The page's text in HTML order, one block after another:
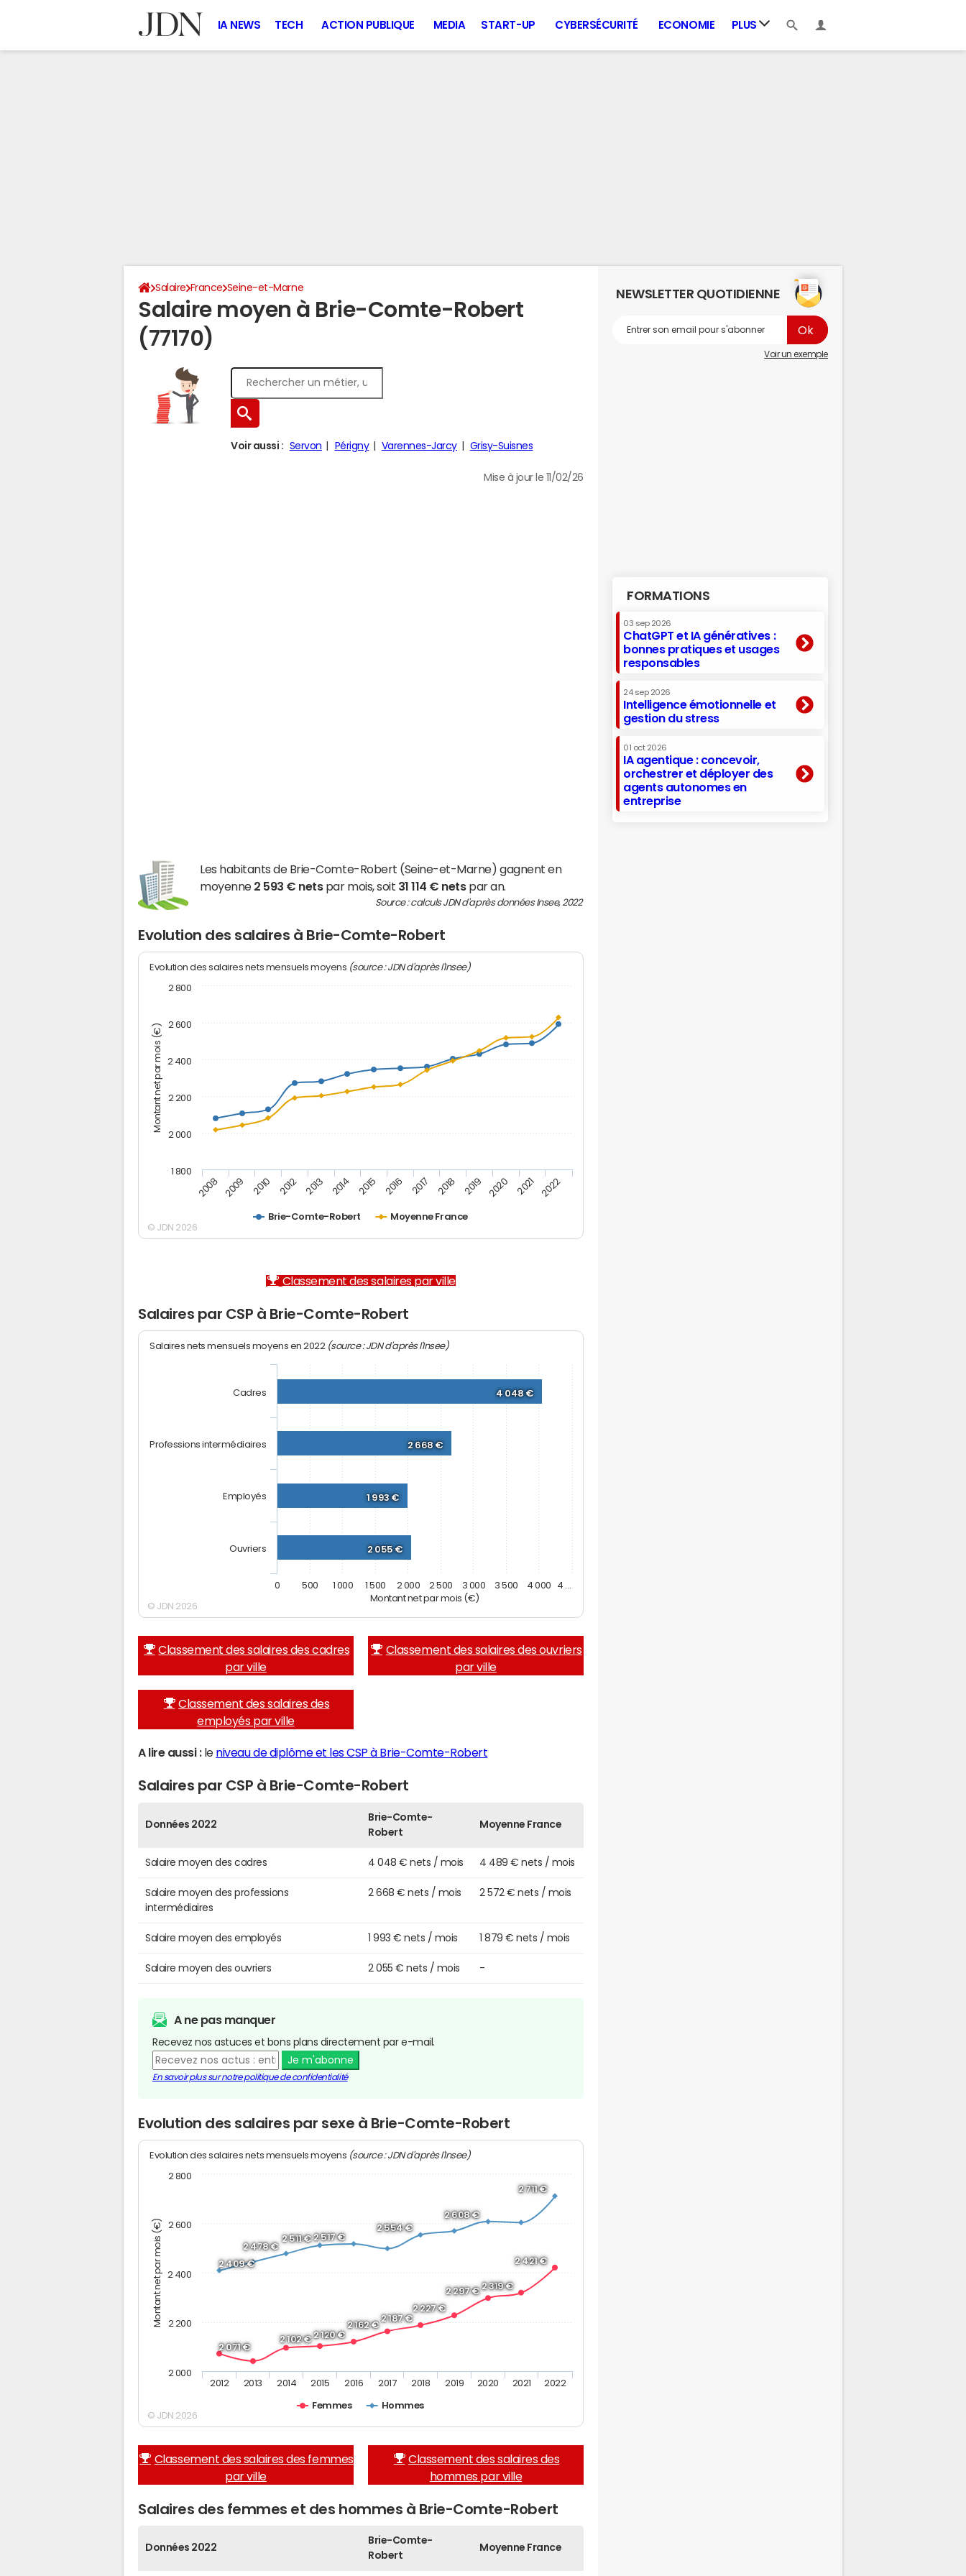
IA NEWS TECH ACTION PUBLIQUE MEDIA START-UP CYBERSÉCURITÉ ECONOMIE PLUS
Salaire France Seine-et-Marne
Salaire moyen à Brie-Comte-Robert
(77170)
Voir aussi : Servon Périgny Varennes-Jarcy Grisy-Suisnes
Mise à jour le 11/02/26
Les habitants de Brie-Comte-Robert (Seine-et-Marne) gagnent en
moyenne 2 593 € netspar mois, soit 31 114 € netspar an.
Source : calculs JDN d'après données Insee, 2022
Evolution des salaires à Brie-Comte-Robert
Montant net par mois (€)
Evolution des salaires nets mensuels moyens (source : JDN d'après l'Insee)
Brie-Comte-Robert Moyenne France
2008 2009 2010 2012 2013 2014 2015 2016 2017 2018 2019 2020 2021 2022
1 800
2 000
2 200
2 400
2 600
2 800
© JDN 2026
Classement des salaires par ville
Salaires par CSP à Brie-Comte-Robert
Montant net par mois (€)
Salaires nets mensuels moyens en 2022 (source : JDN d'après l'Insee)
4 048 €
2 668 €
1 993 €
2 055 €
Cadres
Professions intermédiaires
Employés
Ouvriers
0 500 1 000 1 500 2 000 2 500 3 000 3 500 4 000 4 …
© JDN 2026
Classement des salaires des cadres
par ville
Classement des salaires des ouvriers
par ville
Classement des salaires des
employés par ville
A lire aussi :le niveau de diplôme et les CSP à Brie-Comte-Robert
Salaires par CSP à Brie-Comte-Robert
Données 2022
Brie-Comte-
Robert
Moyenne France
Salaire moyen des cadres 4 048 € nets / mois 4 489 € nets / mois
Salaire moyen des professions
intermédiaires
2 668 € nets / mois 2 572 € nets / mois
Salaire moyen des employés 1 993 € nets / mois 1 879 € nets / mois
Salaire moyen des ouvriers 2 055 € nets / mois -
A ne pas manquer
Recevez nos astuces et bons plans directement par e-mail.
Je m'abonne
En savoir plus sur notre politique de confidentialité
Evolution des salaires par sexe à Brie-Comte-Robert
Montant net par mois (€)
Evolution des salaires nets mensuels moyens (source : JDN d'après l'Insee)
2 071 €
2 102 € 2 120 €
2 162 €
2 187 €
2 227 €
2 297 €
2 319 €
2 421 €
2 409 €
2 478 €
2 511 € 2 517 €
2 554 €
2 608 €
2 711 €
Femmes Hommes
2012 2013 2014 2015 2016 2017 2018 2019 2020 2021 2022
2 000
2 200
2 400
2 600
2 800
© JDN 2026
Classement des salaires des femmes
par ville
Classement des salaires des
hommes par ville
Salaires des femmes et des hommes à Brie-Comte-Robert
Données 2022
Brie-Comte-
Robert
Moyenne France
NEWSLETTER QUOTIDIENNE
Voir un exemple
FORMATIONS
03 sep 2026
ChatGPT et IA génératives :
bonnes pratiques et usages
responsables
24 sep 2026
Intelligence émotionnelle et
gestion du stress
01 oct 2026
IA agentique : concevoir,
orchestrer et déployer des
agents autonomes en
entreprise